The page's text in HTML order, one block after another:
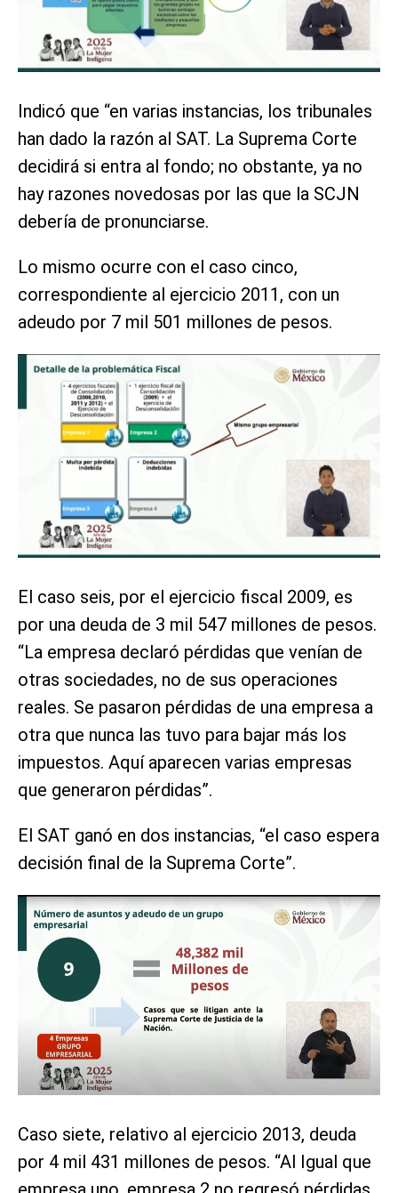
Indicó que “en varias instancias, los tribunales
han dado la razón al SAT. La Suprema Corte
decidirá si entra al fondo; no obstante, ya no
hay razones novedosas por las que la SCJN
debería de pronunciarse.
Lo mismo ocurre con el caso cinco,
correspondiente al ejercicio 2011, con un
adeudo por 7 mil 501 millones de pesos.
El caso seis, por el ejercicio fiscal 2009, es
por una deuda de 3 mil 547 millones de pesos.
“La empresa declaró pérdidas que venían de
otras sociedades, no de sus operaciones
reales. Se pasaron pérdidas de una empresa a
otra que nunca las tuvo para bajar más los
impuestos. Aquí aparecen varias empresas
que generaron pérdidas”.
El SAT ganó en dos instancias, “el caso espera
decisión final de la Suprema Corte”.
Caso siete, relativo al ejercicio 2013, deuda
por 4 mil 431 millones de pesos. “Al Igual que